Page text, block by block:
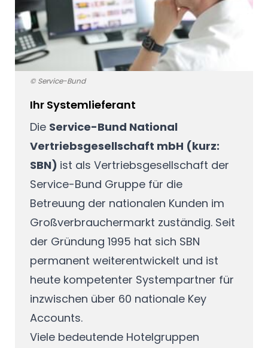
© Service-Bund
Ihr Systemlieferant
Die Service-Bund National
Vertriebsgesellschaft mbH (kurz:
SBN) ist als Vertriebsgesellschaft der
Service-Bund Gruppe für die
Betreuung der nationalen Kunden im
Großverbrauchermarkt zuständig. Seit
der Gründung 1995 hat sich SBN
permanent weiterentwickelt und ist
heute kompetenter Systempartner für
inzwischen über 60 nationale Key
Accounts.
Viele bedeutende Hotelgruppen